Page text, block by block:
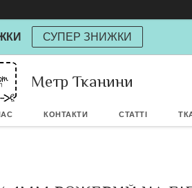
СУПЕР ЗНИЖКИ
Метр Тканини
КОНТАКТИ СТАТТІ